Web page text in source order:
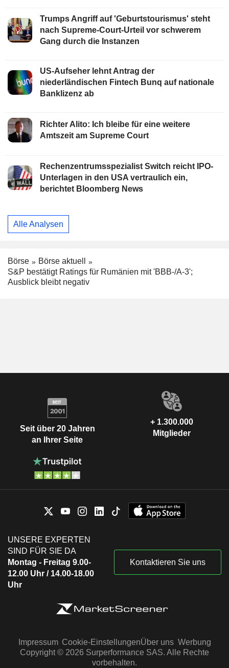
Trumps Angriff auf 'Geburtstourismus' steht
nach Supreme-Court-Urteil vor schwerem
Gang durch die Instanzen
US-Aufseher lehnt Antrag der
niederländischen Fintech Bunq auf nationale
Banklizenz ab
Richter Alito: Ich bleibe für eine weitere
Amtszeit am Supreme Court
Rechenzentrumsspezialist Switch reicht IPO-
Unterlagen in den USA vertraulich ein,
berichtet Bloomberg News
Alle Analysen
Börse
Börse aktuell
S&P bestätigt Ratings für Rumänien mit 'BBB-/A-3';
Ausblick bleibt negativ
Seit über 20 Jahren
an Ihrer Seite
+ 1.300.000
Mitglieder
UNSERE EXPERTEN
SIND FÜR SIE DA
Montag - Freitag 9.00-
12.00 Uhr / 14.00-18.00
Uhr
Kontaktieren Sie uns
Impressum Cookie-EinstellungenÜber uns Werbung
Copyright © 2026 Surperformance SAS. Alle Rechte
vorbehalten.